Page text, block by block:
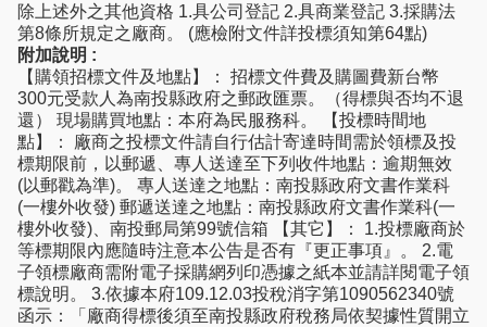
除上述外之其他資格 1.具公司登記 2.具商業登記 3.採購法
第8條所規定之廠商。 (應檢附文件詳投標須知第64點)
附加說明 :
【購領招標文件及地點】： 招標文件費及購圖費新台幣
300元受款人為南投縣政府之郵政匯票。（得標與否均不退
還） 現場購買地點：本府為民服務科。 【投標時間地
點】： 廠商之投標文件請自行估計寄達時間需於領標及投
標期限前，以郵遞、專人送達至下列收件地點：逾期無效
(以郵戳為準)。 專人送達之地點：南投縣政府文書作業科
(一樓外收發) 郵遞送達之地點：南投縣政府文書作業科(一
樓外收發)、南投郵局第99號信箱 【其它】： 1.投標廠商於
等標期限內應隨時注意本公告是否有『更正事項』。 2.電
子領標廠商需附電子採購網列印憑據之紙本並請詳閱電子領
標說明。 3.依據本府109.12.03投稅消字第1090562340號
函示：「廠商得標後須至南投縣政府稅務局依契據性質開立